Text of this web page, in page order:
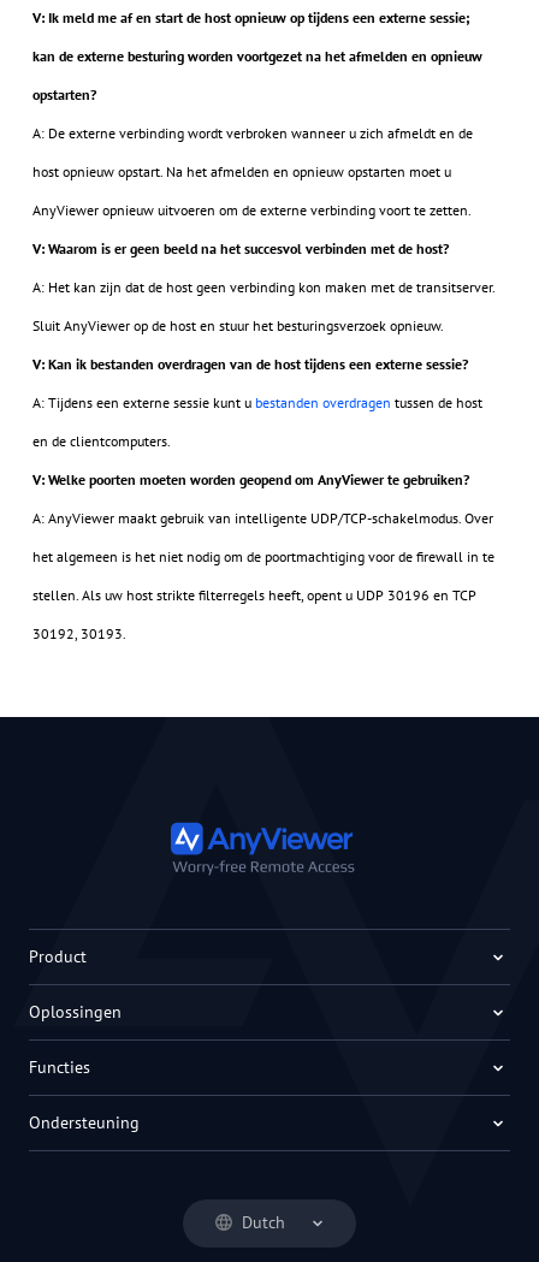
V: Ik meld me af en start de host opnieuw op tijdens een externe sessie;
kan de externe besturing worden voortgezet na het afmelden en opnieuw
opstarten?
A: De externe verbinding wordt verbroken wanneer u zich afmeldt en de
host opnieuw opstart. Na het afmelden en opnieuw opstarten moet u
AnyViewer opnieuw uitvoeren om de externe verbinding voort te zetten.
V: Waarom is er geen beeld na het succesvol verbinden met de host?
A: Het kan zijn dat de host geen verbinding kon maken met de transitserver.
Sluit AnyViewer op de host en stuur het besturingsverzoek opnieuw.
V: Kan ik bestanden overdragen van de host tijdens een externe sessie?
A: Tijdens een externe sessie kunt u bestanden overdragen tussen de host
en de clientcomputers.
V: Welke poorten moeten worden geopend om AnyViewer te gebruiken?
A: AnyViewer maakt gebruik van intelligente UDP/TCP-schakelmodus. Over
het algemeen is het niet nodig om de poortmachtiging voor de firewall in te
stellen. Als uw host strikte filterregels heeft, opent u UDP 30196 en TCP
30192, 30193.
Dutch
Product
Oplossingen
Functies
Ondersteuning